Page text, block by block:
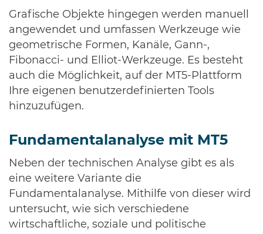
Grafische Objekte hingegen werden manuell
angewendet und umfassen Werkzeuge wie
geometrische Formen, Kanäle, Gann-,
Fibonacci- und Elliot-Werkzeuge. Es besteht
auch die Möglichkeit, auf der MT5-Plattform
Ihre eigenen benutzerdefinierten Tools
hinzuzufügen.
Fundamentalanalyse mit MT5
Neben der technischen Analyse gibt es als
eine weitere Variante die
Fundamentalanalyse. Mithilfe von dieser wird
untersucht, wie sich verschiedene
wirtschaftliche, soziale und politische